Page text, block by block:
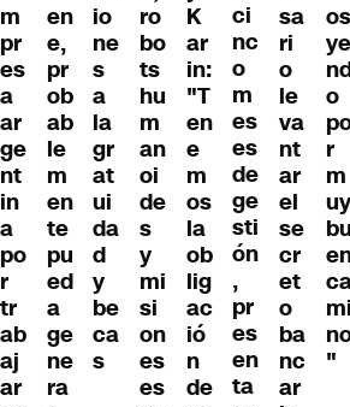
m
pr
es
a
ar
ge
nt
in
a
po
r
tr
ab
aj
ar
en
e,
pr
ob
ab
le
m
en
te
pu
ed
a
ge
ne
ra
io
ne
s
a
la
gr
at
ui
da
d
y
be
ca
s
ro
bo
ts
hu
m
an
oi
de
s
y
mi
si
on
es
es
K
ar
in:
"T
en
e
m
os
la
ob
lig
ac
ió
n
de
ci
nc
o
m
es
es
de
ge
sti
ón
,
pr
es
en
ta
sa
ri
o
le
va
nt
ar
el
se
cr
et
o
ba
nc
ar
os
ye
o
r
m
uy
bu
mi
"